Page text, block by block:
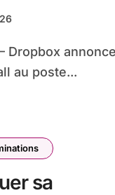
au poste...
sa